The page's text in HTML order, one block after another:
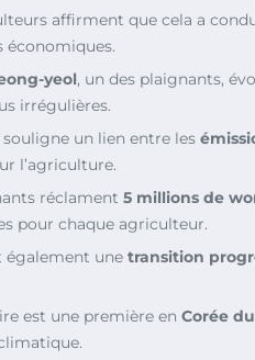
affirment que cela a
économiques.
yeol, un des plaignants,
irrégulières.
souligne un lien entre les
l’agriculture.
réclament 5 millions de
pour chaque agriculteur.
également une transition
est une première en Corée